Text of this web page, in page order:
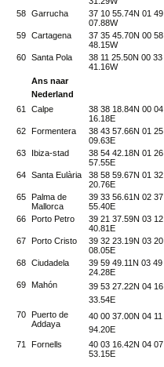
58 Garrucha
37 10 55.74N 01 49
07.88W
59 Cartagena
37 35 45.70N 00 58
48.15W
60 Santa Pola
38 11 25.50N 00 33
41.16W
Ans naar
Nederland
61 Calpe
38 38 18.84N 00 04
16.18E
62 Formentera
38 43 57.66N 01 25
09.63E
63 Ibiza-stad
38 54 42.18N 01 26
57.55E
64 Santa Eulària
38 58 59.67N 01 32
20.76E
65 Palma de
Mallorca
39 33 56.61N 02 37
55.40E
66 Porto Petro
39 21 37.59N 03 12
40.81E
67 Porto Cristo
39 32 23.19N 03 20
08.05E
68 Ciudadela
39 59 49.11N 03 49
24.28E
69 Mahón
39 53 27.22N 04 16
33.54E
70 Puerto de
Addaya
40 00 37.00N 04 11
94.20E
71 Fornells
40 03 16.42N 04 07
53.15E